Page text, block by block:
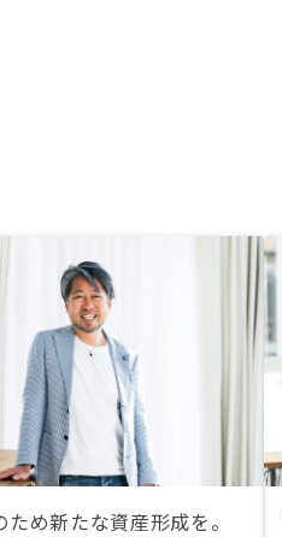
め新たな資産形成を。